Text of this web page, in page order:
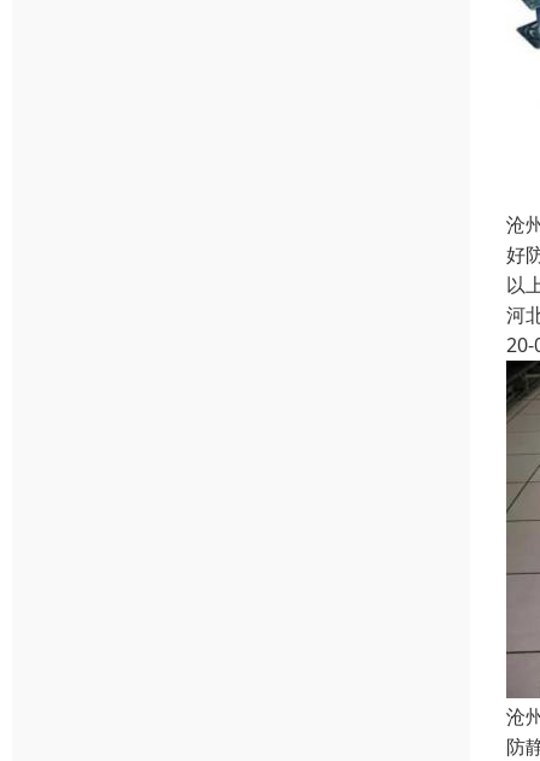
沧
好
以
河
20-
沧
防